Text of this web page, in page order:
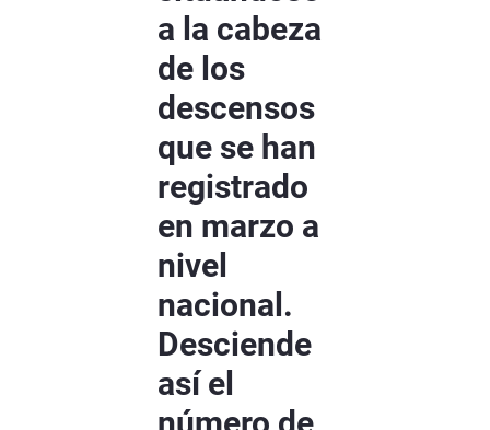
a la cabeza
de los
descensos
que se han
registrado
en marzo a
nivel
nacional.
Desciende
así el